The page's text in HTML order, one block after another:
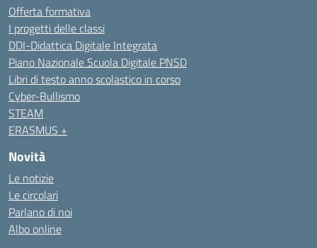
Offerta formativa
I progetti delle classi
DDI-Didattica Digitale Integrata
Piano Nazionale Scuola Digitale PNSD
Libri di testo anno scolastico in corso
Cyber-Bullismo
STEAM
ERASMUS +
Novità
Le notizie
Le circolari
Parlano di noi
Albo online